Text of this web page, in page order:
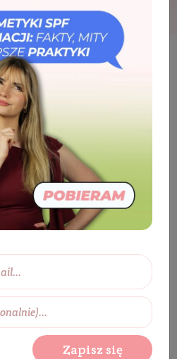
Twarz
Maska do cery wrażliwej
Zapisz się